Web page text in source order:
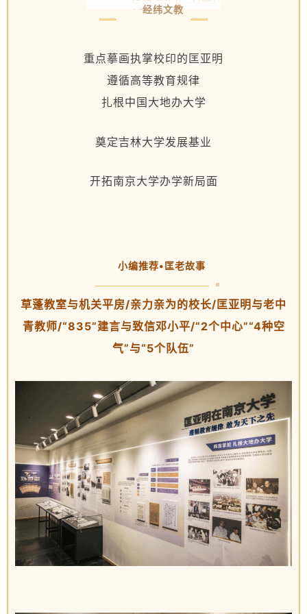
经纬文教
重点摹画执掌校印的匡亚明
遵循高等教育规律
扎根中国大地办大学
奠定吉林大学发展基业
开拓南京大学办学新局面
小编推荐•匡老故事
草蓬教室与机关平房/亲力亲为的校长/匡亚明与老中
青教师/“835”建言与致信邓小平/“2个中心”“4种空
气”与“5个队伍”